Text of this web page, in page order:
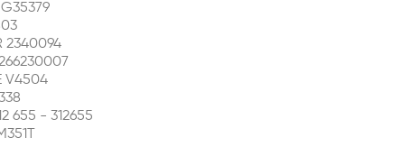
2340094
V4504
655 - 312655